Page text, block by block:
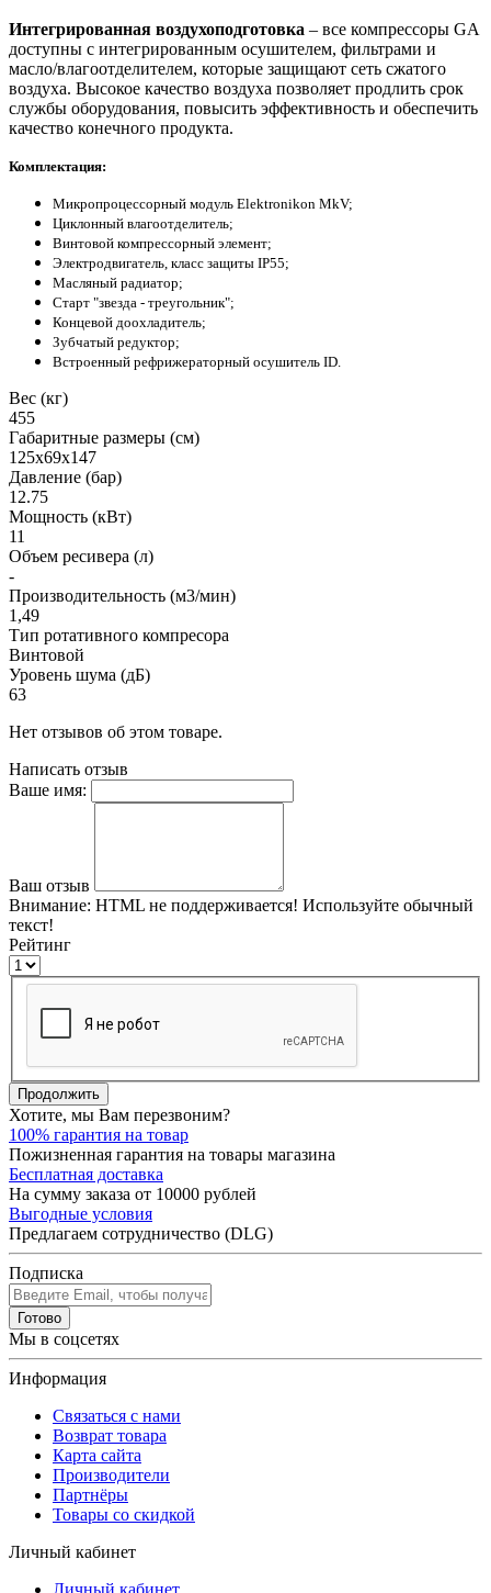
Интегрированная воздухоподготовка – все компрессоры GA
доступны с интегрированным осушителем, фильтрами и
масло/влагоотделителем, которые защищают сеть сжатого
воздуха. Высокое качество воздуха позволяет продлить срок
службы оборудования, повысить эффективность и обеспечить
качество конечного продукта.
Комплектация:
Микропроцессорный модуль Elektronikon MkV;
Циклонный влагоотделитель;
Винтовой компрессорный элемент;
Электродвигатель, класс защиты IP55;
Масляный радиатор;
Старт "звезда - треугольник";
Концевой доохладитель;
Зубчатый редуктор;
Встроенный рефрижераторный осушитель ID.
Вес (кг)
455
Габаритные размеры (см)
125х69х147
Давление (бар)
12.75
Мощность (кВт)
11
Объем ресивера (л)
-
Производительность (м3/мин)
1,49
Тип ротативного компресора
Винтовой
Уровень шума (дБ)
63
Нет отзывов об этом товаре.
Написать отзыв
Ваше имя:
Ваш отзыв
Внимание: HTML не поддерживается! Используйте обычный
текст!
Рейтинг
Продолжить
Хотите, мы Вам перезвоним?
100% гарантия на товар
Пожизненная гарантия на товары магазина
Бесплатная доставка
На сумму заказа от 10000 рублей
Выгодные условия
Предлагаем сотрудничество (DLG)
Подписка
Готово
Мы в соцсетях
Информация
Связаться с нами
Возврат товара
Карта сайта
Производители
Партнёры
Товары со скидкой
Личный кабинет